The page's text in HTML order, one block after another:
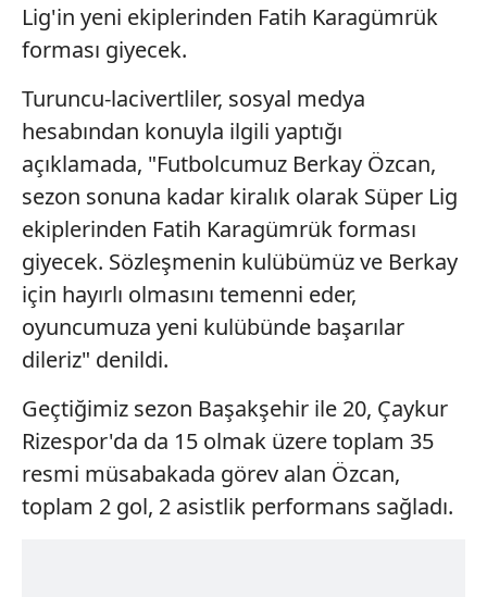
Lig'in yeni ekiplerinden Fatih Karagümrük
forması giyecek.
Turuncu-lacivertliler, sosyal medya
hesabından konuyla ilgili yaptığı
açıklamada, "Futbolcumuz Berkay Özcan,
sezon sonuna kadar kiralık olarak Süper Lig
ekiplerinden Fatih Karagümrük forması
giyecek. Sözleşmenin kulübümüz ve Berkay
için hayırlı olmasını temenni eder,
oyuncumuza yeni kulübünde başarılar
dileriz" denildi.
Geçtiğimiz sezon Başakşehir ile 20, Çaykur
Rizespor'da da 15 olmak üzere toplam 35
resmi müsabakada görev alan Özcan,
toplam 2 gol, 2 asistlik performans sağladı.